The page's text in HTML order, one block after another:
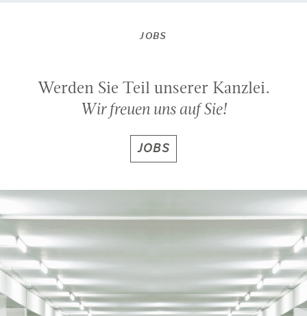
JOBS
Werden Sie Teil unserer Kanzlei.
Wir freuen uns auf Sie!
JOBS